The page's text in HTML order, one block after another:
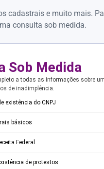
cadastrais e muito mais.
consulta sob medida.
Sob Medida
a todas as informações sobre
de inadimplência.
existência do CNPJ
básicos
Federal
de protestos